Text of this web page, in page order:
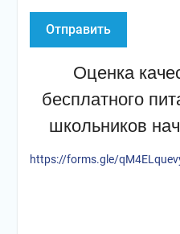
Оценка
бесплатного
школьников
https://forms.gle/